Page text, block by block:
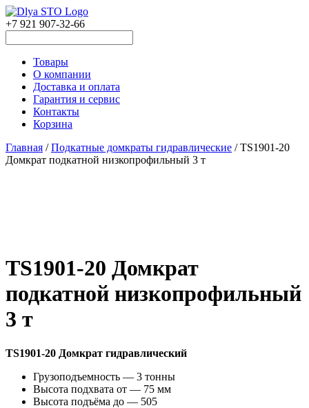
+7 921 907-32-66
Товары
О компании
Доставка и оплата
Гарантия и сервис
Контакты
Корзина
Главная /Подкатные домкраты гидравлические / TS1901-20
Домкрат подкатной низкопрофильный 3 т
TS1901-20 Домкрат
подкатной низкопрофильный
3 т
TS1901-20 Домкрат гидравлический
Грузоподъемность — 3 тонны
Высота подхвата от — 75 мм
Высота подъёма до — 505